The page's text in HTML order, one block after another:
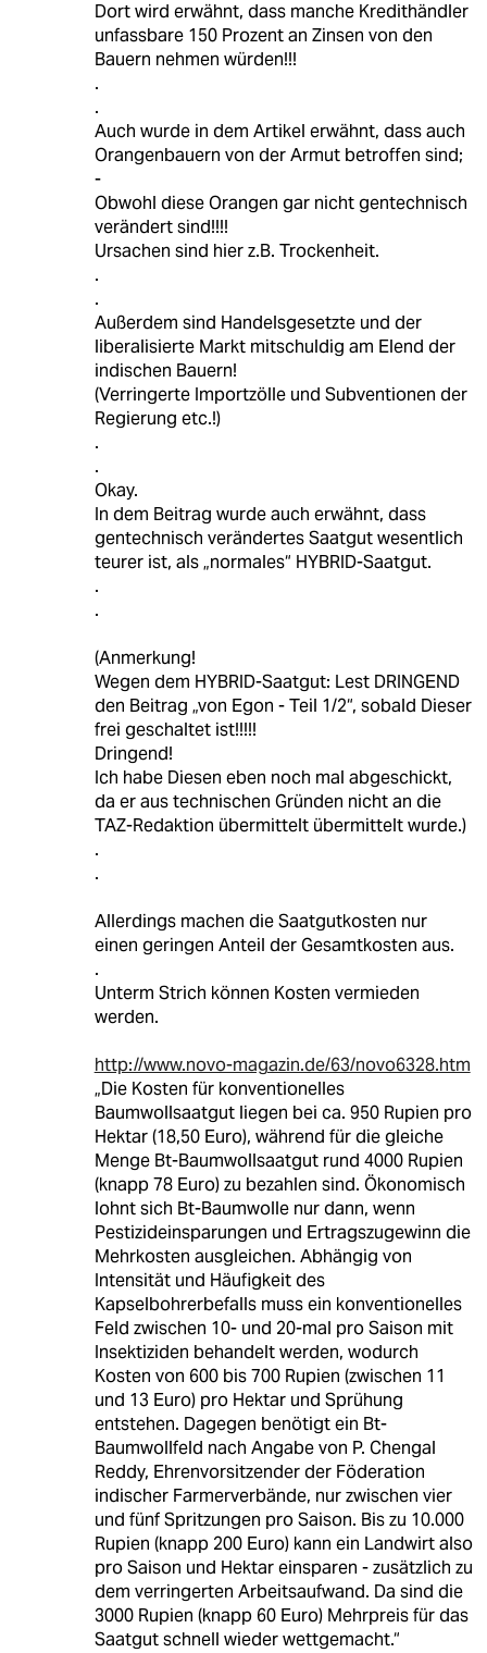
Dort wird erwähnt, dass manche Kredithändler
unfassbare 150 Prozent an Zinsen von den
Bauern nehmen würden!!!
.
.
Auch wurde in dem Artikel erwähnt, dass auch
Orangenbauern von der Armut betroffen sind;
-
Obwohl diese Orangen gar nicht gentechnisch
verändert sind!!!!
Ursachen sind hier z.B. Trockenheit.
.
.
Außerdem sind Handelsgesetzte und der
liberalisierte Markt mitschuldig am Elend der
indischen Bauern!
(Verringerte Importzölle und Subventionen der
Regierung etc.!)
.
.
Okay.
In dem Beitrag wurde auch erwähnt, dass
gentechnisch verändertes Saatgut wesentlich
teurer ist, als „normales“ HYBRID-Saatgut.
.
.
(Anmerkung!
Wegen dem HYBRID-Saatgut: Lest DRINGEND
den Beitrag „von Egon - Teil 1/2“, sobald Dieser
frei geschaltet ist!!!!!
Dringend!
Ich habe Diesen eben noch mal abgeschickt,
da er aus technischen Gründen nicht an die
TAZ-Redaktion übermittelt übermittelt wurde.)
.
.
Allerdings machen die Saatgutkosten nur
einen geringen Anteil der Gesamtkosten aus.
.
Unterm Strich können Kosten vermieden
werden.
http://www.novo-magazin.de/63/novo6328.htm
„Die Kosten für konventionelles
Baumwollsaatgut liegen bei ca. 950 Rupien pro
Hektar (18,50 Euro), während für die gleiche
Menge Bt-Baumwollsaatgut rund 4000 Rupien
(knapp 78 Euro) zu bezahlen sind. Ökonomisch
lohnt sich Bt-Baumwolle nur dann, wenn
Pestizideinsparungen und Ertragszugewinn die
Mehrkosten ausgleichen. Abhängig von
Intensität und Häufigkeit des
Kapselbohrerbefalls muss ein konventionelles
Feld zwischen 10- und 20-mal pro Saison mit
Insektiziden behandelt werden, wodurch
Kosten von 600 bis 700 Rupien (zwischen 11
und 13 Euro) pro Hektar und Sprühung
entstehen. Dagegen benötigt ein Bt-
Baumwollfeld nach Angabe von P. Chengal
Reddy, Ehrenvorsitzender der Föderation
indischer Farmerverbände, nur zwischen vier
und fünf Spritzungen pro Saison. Bis zu 10.000
Rupien (knapp 200 Euro) kann ein Landwirt also
pro Saison und Hektar einsparen - zusätzlich zu
dem verringerten Arbeitsaufwand. Da sind die
3000 Rupien (knapp 60 Euro) Mehrpreis für das
Saatgut schnell wieder wettgemacht.“